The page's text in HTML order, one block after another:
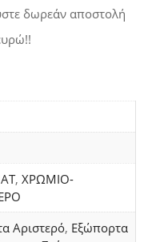
δωρεάν αποστολή
, ΧΡΩΜΙΟ-
Αριστερό, Εξώπορτα